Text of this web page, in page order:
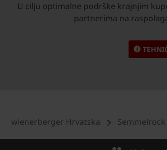
U cilju optimalne podrške krajnjim
partnerima na
wienerberger Hrvatska Semmelrock